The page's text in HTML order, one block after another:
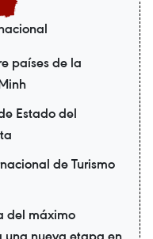
países de la
Estado del
de Turismo
del máximo